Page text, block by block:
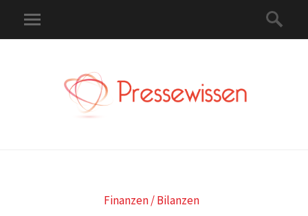
Finanzen / Bilanzen